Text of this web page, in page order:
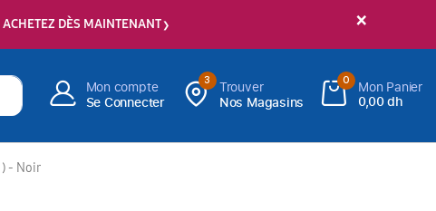
×
ACHETEZ DÈS MAINTENANT
Mon compte
Se Connecter
3
Trouver
Nos Magasins
0
Mon Panier
0,00 dh
) - Noir